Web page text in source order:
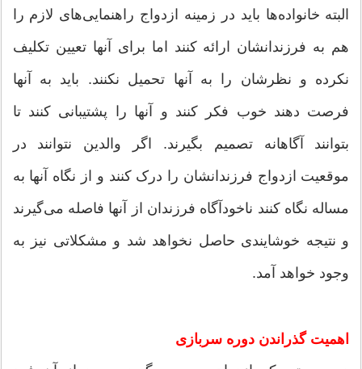
البته خانواده‌ها باید در زمینه ازدواج راهنمایی‌های لازم را
هم به فرزندانشان ارائه کنند اما برای آنها تعیین تکلیف
نکرده و نظرشان را به آنها تحمیل نکنند. باید به آنها
فرصت دهند خوب فکر کنند و آنها را پشتیبانی کنند تا
بتوانند آگاهانه تصمیم بگیرند. اگر والدین نتوانند در
موقعیت ازدواج فرزندانشان را درک کنند و از نگاه آنها به
مساله نگاه کنند ناخودآگاه فرزندان از آنها فاصله می‌گیرند
و نتیجه خوشایندی حاصل نخواهد شد و مشکلاتی نیز به
وجود خواهد آمد.
اهمیت گذراندن دوره سربازی